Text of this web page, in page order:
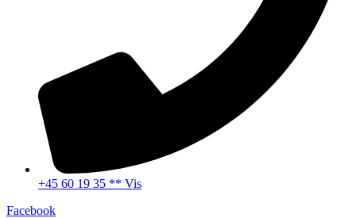
+45 60 19 35 ** Vis
Facebook